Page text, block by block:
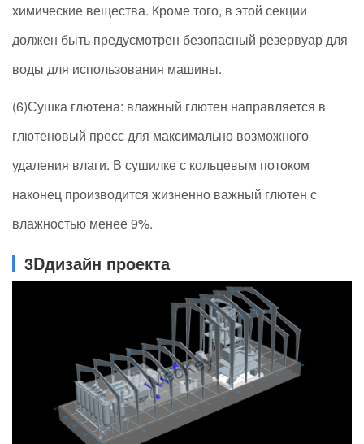
химические вещества. Кроме того, в этой секции
должен быть предусмотрен безопасный резервуар для
воды для использования машины.
(6)Сушка глютена: влажный глютен направляется в
глютеновый пресс для максимально возможного
удаления влаги. В сушилке с кольцевым потоком
наконец производится жизненно важный глютен с
влажностью менее 9%.
3Dдизайн проекта